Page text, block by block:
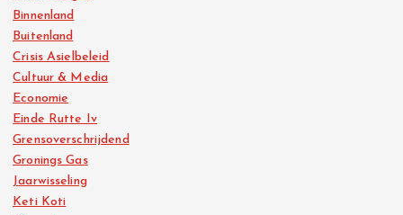
Binnenland
Buitenland
Crisis Asielbeleid
Cultuur & Media
Economie
Einde Rutte Iv
Grensoverschrijdend
Gronings Gas
Jaarwisseling
Keti Koti